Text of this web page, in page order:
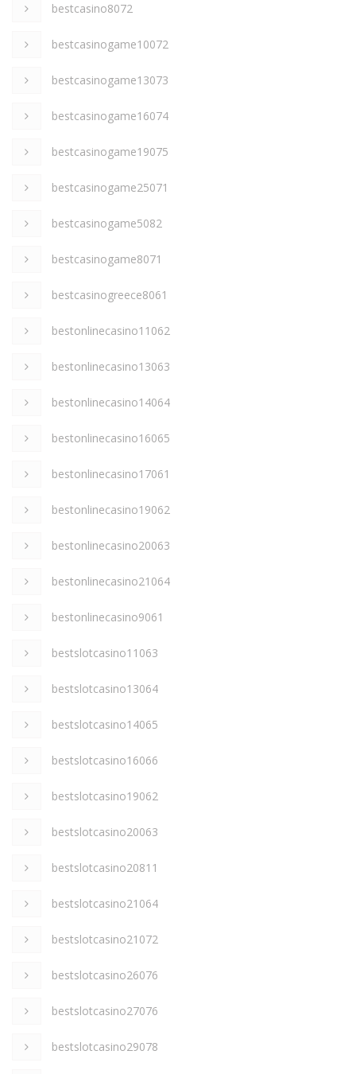
bestcasino8072
bestcasinogame10072
bestcasinogame13073
bestcasinogame16074
bestcasinogame19075
bestcasinogame25071
bestcasinogame5082
bestcasinogame8071
bestcasinogreece8061
bestonlinecasino11062
bestonlinecasino13063
bestonlinecasino14064
bestonlinecasino16065
bestonlinecasino17061
bestonlinecasino19062
bestonlinecasino20063
bestonlinecasino21064
bestonlinecasino9061
bestslotcasino11063
bestslotcasino13064
bestslotcasino14065
bestslotcasino16066
bestslotcasino19062
bestslotcasino20063
bestslotcasino20811
bestslotcasino21064
bestslotcasino21072
bestslotcasino26076
bestslotcasino27076
bestslotcasino29078